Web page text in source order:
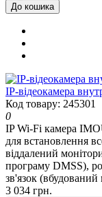
До кошика
IP-відеокамера
Код товару: 245301
0
IP Wi-Fi камера
для встановлення
віддалений
програму DMSS),
зв'язок (вбудований
3 034 грн.